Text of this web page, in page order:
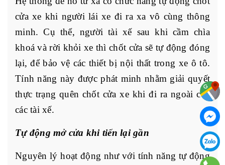
cửa xe khi người lái xe đi ra xa vô cùng thông
minh. Cụ thể, người tài xế sau khi cầm chìa
khoá và rời khỏi xe thì chốt cửa sẽ tự động đóng
lại, để bảo vệ các thiết bị nội thất trong xe ô tô.
Tính năng này được phát minh nhằm giải quyết
thực trạng quên chốt cửa xe khi đi ra ngoài của
các tài xế.
Tự động mở cửa khi tiến lại gần
Nguyên lý hoạt động như với tính năng tự động